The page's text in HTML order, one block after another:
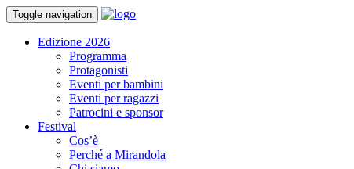
Toggle navigation
Edizione 2026
Programma
Protagonisti
Eventi per bambini
Eventi per ragazzi
Patrocini e sponsor
Festival
Cos’è
Perché a Mirandola